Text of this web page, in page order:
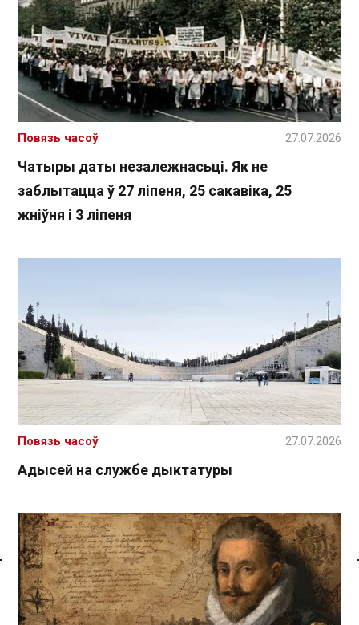
Спасылка без VPN
Чатыры даты незалежнасьці. Як не
заблытацца ў 27 ліпеня, 25 сакавіка, 25
жніўня і 3 ліпеня
Повязь часоў 27.07.2026
Адысей на службе дыктатуры
Повязь часоў 27.07.2026